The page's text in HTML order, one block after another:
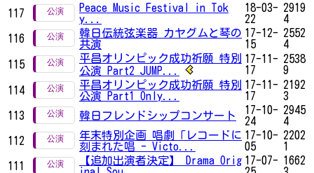
117
Peace Music Festival in Tok
y...
18-03-
22
2919
4
116
韓日伝統弦楽器 カヤグムと琴の
共演
17-12-
15
2552
4
115
平昌オリンピック成功祈願 特別
公演 Part2 JUMP...
17-11-
17
2538
9
114
平昌オリンピック成功祈願 特別
公演 Part1 Only...
17-11-
17
2192
3
113
韓日フレンドシップコンサート
17-10-
24
2945
4
112
年末特別企画 唱劇「レコードに
刻まれた唱 - Victo...
17-10-
05
2202
1
111
【追加出演者決定】 Drama Orig 17-07- 1662